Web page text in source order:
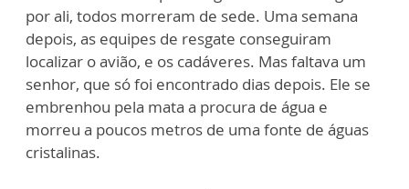
por ali, todos morreram de sede. Uma semana
depois, as equipes de resgate conseguiram
localizar o avião, e os cadáveres. Mas faltava um
senhor, que só foi encontrado dias depois. Ele se
embrenhou pela mata a procura de água e
morreu a poucos metros de uma fonte de águas
cristalinas.